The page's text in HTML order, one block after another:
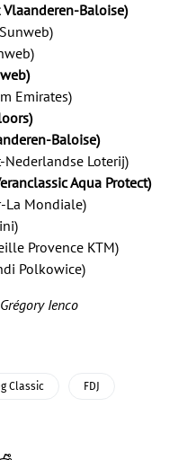
Vlaanderen-Baloise)
Emirates)
Baloise)
Nederlandse Loterij)
Aqua Protect)
La Mondiale)
Provence KTM)
Polkowice)
Ienco
Classic FDJ